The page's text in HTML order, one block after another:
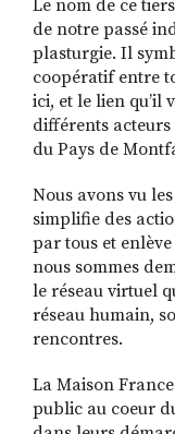
Le nom de ce
de notre passé
plasturgie. Il
coopératif entre
ici, et le lien qu’il
différents acteurs
du Pays de
Nous avons vu
simplifie des
par tous et
nous sommes
le réseau virtuel
réseau humain,
rencontres.
La Maison
public au coeur